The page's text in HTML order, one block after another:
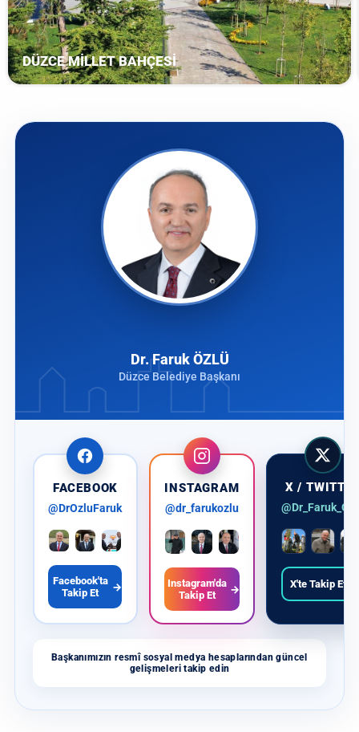
DÜZCE MİLLET BAHÇESİ
Dr. Faruk ÖZLÜ
Düzce Belediye Başkanı
FACEBOOK
@DrOzluFaruk
Facebook'ta
Takip Et
→
INSTAGRAM
@dr_farukozlu
Instagram'da
Takip Et
→
X /
X'te Takip Et
Başkanımızın resmî sosyal medya hesaplarından güncel
gelişmeleri takip edin